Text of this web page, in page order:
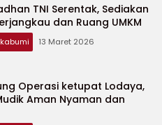
TNI Serentak, Sediakan
dan Ruang UMKM
13 Maret 2026
Operasi ketupat Lodaya,
Aman Nyaman dan